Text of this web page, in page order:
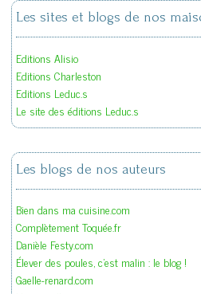
Les sites et blogs de nos
Editions Alisio
Editions Charleston
Editions Leduc.s
Le site des éditions Leduc.s
Les blogs de nos auteurs
Bien dans ma cuisine.com
Complètement Toquée.fr
Danièle Festy.com
Élever des poules, c'est malin : le blog !
Gaelle-renard.com